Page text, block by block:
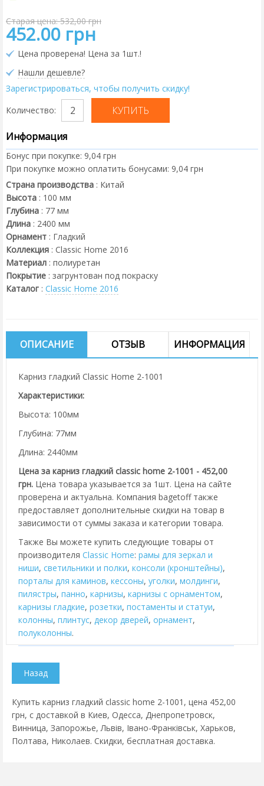
Старая цена: 532,00 грн
452.00 грн
Цена проверена! Цена за 1шт.!
Нашли дешевле?
Зарегистрироваться, чтобы получить скидку!
Количество:
Информация
Бонус при покупке: 9,04 грн
При покупке можно оплатить бонусами: 9,04 грн
Страна производства : Китай
Высота : 100 мм
Глубина : 77 мм
Длина : 2400 мм
Орнамент : Гладкий
Коллекция : Classic Home 2016
Материал : полиуретан
Покрытие : загрунтован под покраску
Каталог : Classic Home 2016
ОПИСАНИЕ ОТЗЫВ ИНФОРМАЦИЯ
Карниз гладкий Classic Home 2-1001
Характеристики:
Высота: 100мм
Глубина: 77мм
Длина: 2440мм
Цена за карниз гладкий classic home 2-1001 - 452,00
грн. Цена товара указывается за 1шт. Цена на сайте
проверена и актуальна. Компания bagetoff также
предоставляет дополнительные скидки на товар в
зависимости от суммы заказа и категории товара.
Также Вы можете купить следующие товары от
производителя Classic Home: рамы для зеркал и
ниши, cветильники и полки, консоли (кронштейны),
порталы для каминов, кессоны, уголки, молдинги,
пилястры, панно, карнизы, карнизы с орнаментом,
карнизы гладкие, розетки, постаменты и статуи,
колонны, плинтус, декор дверей, орнамент,
полуколонны.
Купить карниз гладкий classic home 2-1001, цена 452,00
грн, с доставкой в Киев, Одесса, Днепропетровск,
Винница, Запорожье, Львів, Івано-Франківськ, Харьков,
Полтава, Николаев. Скидки, бесплатная доставка.